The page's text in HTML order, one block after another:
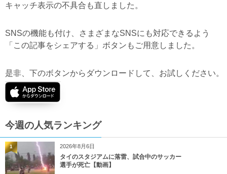
キャッチ表示の不具合も直しました。
SNSの機能も付け、さまざまなSNSにも対応できるよう
「この記事をシェアする」ボタンもご用意しました。
是非、下のボタンからダウンロードして、お試しください。
今週の人気ランキング
2026年8月6日
タイのスタジアムに落雷、試合中のサッカー
選手が死亡【動画】
1